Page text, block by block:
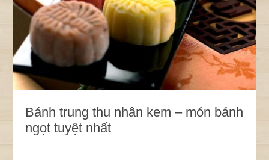
Bánh trung thu nhân kem – món bánh
ngọt tuyệt nhất